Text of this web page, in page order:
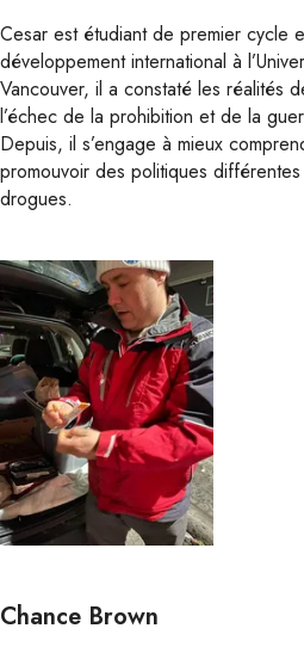
Cesar est étudiant de premier cycle
développement international à
Vancouver, il a constaté les réalités
l’échec de la prohibition et de la
Depuis, il s’engage à mieux
promouvoir des politiques
drogues.
Chance Brown